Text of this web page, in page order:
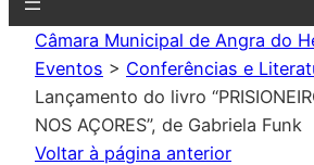
Câmara Municipal de Angra do
Eventos > Conferências e
Lançamento do livro
NOS AÇORES”, de Gabriela Funk
Voltar à página anterior